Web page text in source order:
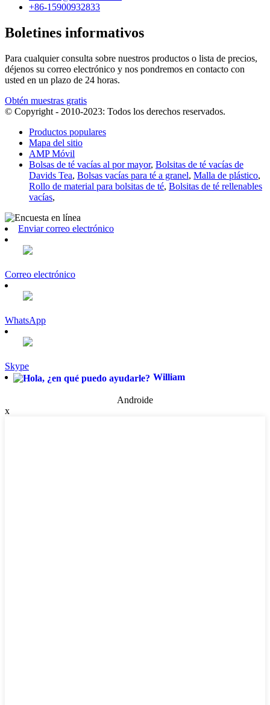
+86-15900932833
Boletines informativos
Para cualquier consulta sobre nuestros productos o lista de precios,
déjenos su correo electrónico y nos pondremos en contacto con
usted en un plazo de 24 horas.
Obtén muestras gratis
© Copyright - 2010-2023: Todos los derechos reservados.
Productos populares
Mapa del sitio
AMP Móvil
Bolsas de té vacías al por mayor, Bolsitas de té vacías de
Davids Tea, Bolsas vacías para té a granel, Malla de plástico,
Rollo de material para bolsitas de té, Bolsitas de té rellenables
vacías,
Enviar correo electrónico
Correo electrónico
WhatsApp
Skype
William
Androide
x